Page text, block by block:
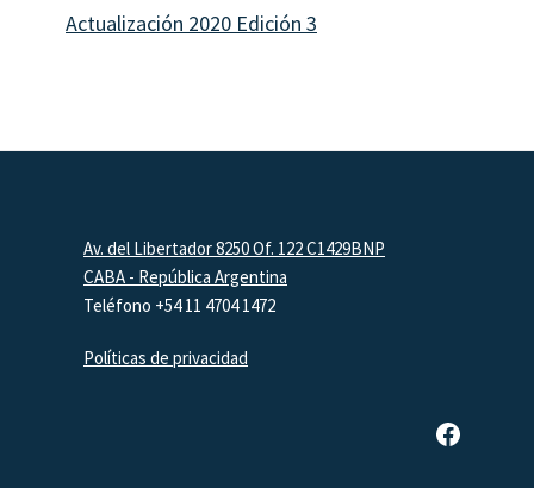
Actualización 2020 Edición 3
FooterAv. del Libertador 8250 Of. 122 C1429BNP
CABA - República Argentina
Teléfono +54 11 4704 1472
Políticas de privacidad
Página de Facebook de SAR